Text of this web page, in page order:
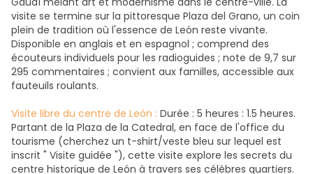
visite se termine sur la pittoresque Plaza del Grano, un coin
plein de tradition où l'essence de León reste vivante.
Disponible en anglais et en espagnol ; comprend des
écouteurs individuels pour les radioguides ; note de 9,7 sur
295 commentaires ; convient aux familles, accessible aux
fauteuils roulants.
Visite libre du centre de León : Durée : 5 heures : 1.5 heures.
Partant de la Plaza de la Catedral, en face de l'office du
tourisme (cherchez un t-shirt/veste bleu sur lequel est
inscrit " Visite guidée "), cette visite explore les secrets du
centre historique de León à travers ses célèbres quartiers.